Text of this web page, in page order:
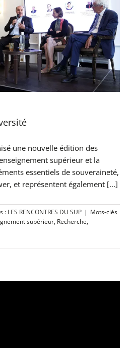
une nouvelle édition des
supérieur et la
essentiels de souveraineté,
et représentent également [...]
: LES RENCONTRES DU SUP | Mots-clés
supérieur, Recherche,